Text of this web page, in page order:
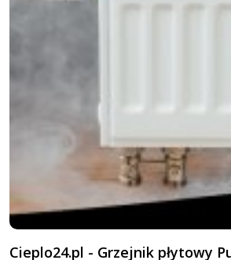
Cieplo24.pl - Grzejnik płytowy